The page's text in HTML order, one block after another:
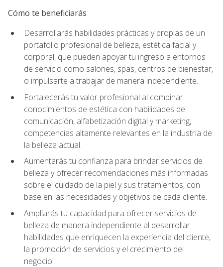
Cómo te beneficiarás
Desarrollarás habilidades prácticas y propias de un
portafolio profesional de belleza, estética facial y
corporal, que pueden apoyar tu ingreso a entornos
de servicio como salones, spas, centros de bienestar,
o impulsarte a trabajar de manera independiente.
Fortalecerás tu valor profesional al combinar
conocimientos de estética con habilidades de
comunicación, alfabetización digital y marketing,
competencias altamente relevantes en la industria de
la belleza actual.
Aumentarás tu confianza para brindar servicios de
belleza y ofrecer recomendaciones más informadas
sobre el cuidado de la piel y sus tratamientos, con
base en las necesidades y objetivos de cada cliente.
Ampliarás tu capacidad para ofrecer servicios de
belleza de manera independiente al desarrollar
habilidades que enriquecen la experiencia del cliente,
la promoción de servicios y el crecimiento del
negocio.